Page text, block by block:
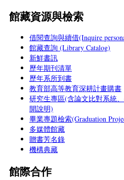
館藏資源與檢索
借閱查詢與續借(Inquire
館藏查詢 (Library Catalog)
新鮮書訊
歷年期刊清單
歷年系所到書
教育部高等教育深耕計畫購書
研究生專區(含論文比對系統
開說明)
畢業專題檢索(Graduation
多媒體館藏
贈書芳名錄
機構典藏
館際合作